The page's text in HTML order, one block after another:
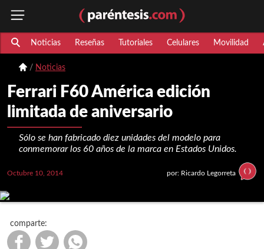
Noticias Reseñas Tutoriales Celulares Movilidad
Noticias
Ferrari F60 América edición
limitada de aniversario
Sólo se han fabricado diez unidades del modelo para
conmemorar los 60 años de la marca en Estados Unidos.
Octubre 10, 2014 por: Ricardo Legorreta
comparte: